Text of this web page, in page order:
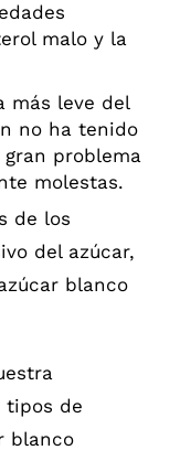
malo y la
más leve del
no ha tenido
problema
molestas.
de los
del azúcar,
blanco
tipos de
blanco